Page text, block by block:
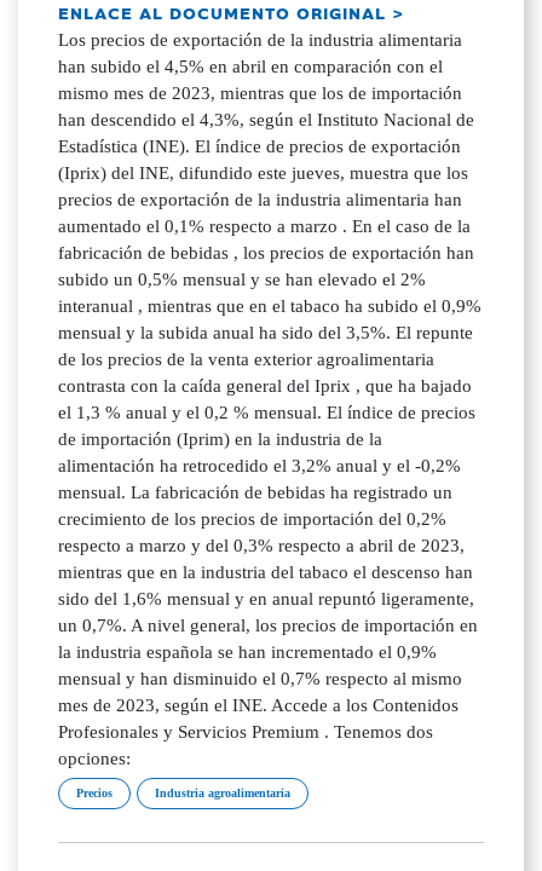
ENLACE AL DOCUMENTO ORIGINAL >
Los precios de exportación de la industria alimentaria
han subido el 4,5% en abril en comparación con el
mismo mes de 2023, mientras que los de importación
han descendido el 4,3%, según el Instituto Nacional de
Estadística (INE). El índice de precios de exportación
(Iprix) del INE, difundido este jueves, muestra que los
precios de exportación de la industria alimentaria han
aumentado el 0,1% respecto a marzo . En el caso de la
fabricación de bebidas , los precios de exportación han
subido un 0,5% mensual y se han elevado el 2%
interanual , mientras que en el tabaco ha subido el 0,9%
mensual y la subida anual ha sido del 3,5%. El repunte
de los precios de la venta exterior agroalimentaria
contrasta con la caída general del Iprix , que ha bajado
el 1,3 % anual y el 0,2 % mensual. El índice de precios
de importación (Iprim) en la industria de la
alimentación ha retrocedido el 3,2% anual y el -0,2%
mensual. La fabricación de bebidas ha registrado un
crecimiento de los precios de importación del 0,2%
respecto a marzo y del 0,3% respecto a abril de 2023,
mientras que en la industria del tabaco el descenso han
sido del 1,6% mensual y en anual repuntó ligeramente,
un 0,7%. A nivel general, los precios de importación en
la industria española se han incrementado el 0,9%
mensual y han disminuido el 0,7% respecto al mismo
mes de 2023, según el INE. Accede a los Contenidos
Profesionales y Servicios Premium . Tenemos dos
opciones:
Precios Industria agroalimentaria